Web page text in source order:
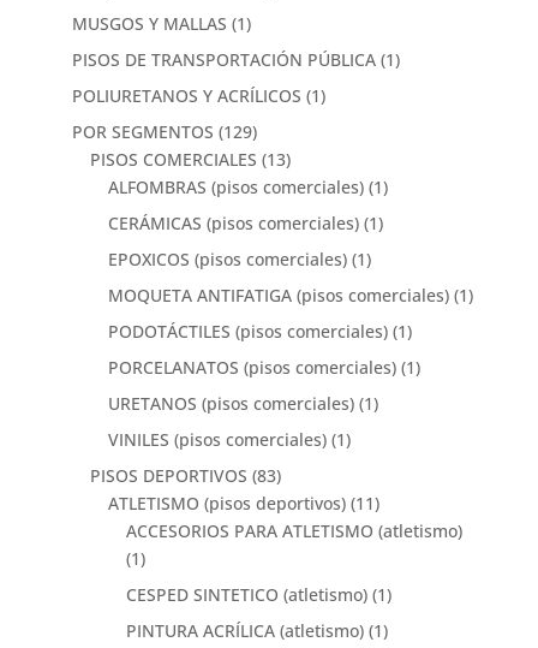
MUSGOS Y MALLAS (1)
PISOS DE TRANSPORTACIÓN PÚBLICA (1)
POLIURETANOS Y ACRÍLICOS (1)
POR SEGMENTOS (129)
PISOS COMERCIALES (13)
ALFOMBRAS (pisos comerciales) (1)
CERÁMICAS (pisos comerciales) (1)
EPOXICOS (pisos comerciales) (1)
MOQUETA ANTIFATIGA (pisos comerciales) (1)
PODOTÁCTILES (pisos comerciales) (1)
PORCELANATOS (pisos comerciales) (1)
URETANOS (pisos comerciales) (1)
VINILES (pisos comerciales) (1)
PISOS DEPORTIVOS (83)
ATLETISMO (pisos deportivos) (11)
ACCESORIOS PARA ATLETISMO (atletismo)
(1)
CESPED SINTETICO (atletismo) (1)
PINTURA ACRÍLICA (atletismo) (1)